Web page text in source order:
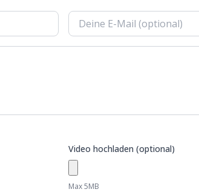
Video hochladen (optional)
Max 5MB